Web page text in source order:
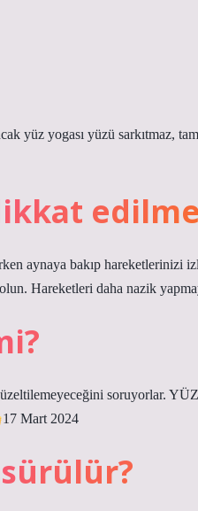
yüz yogası yüzü sarkıtmaz,
aynaya bakıp hareketlerinizi
Hareketleri daha nazik
soruyorlar. YÜZ
17 Mart 2024